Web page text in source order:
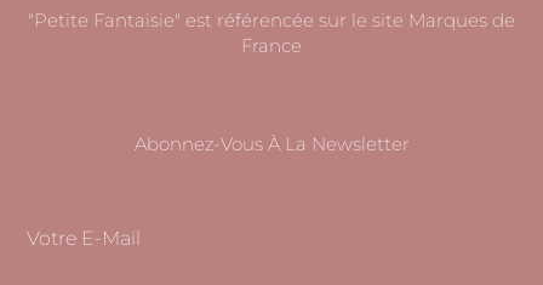
"Petite Fantaisie" est référencée sur le site Marques de
France
Abonnez-Vous À La Newsletter
Votre E-Mail